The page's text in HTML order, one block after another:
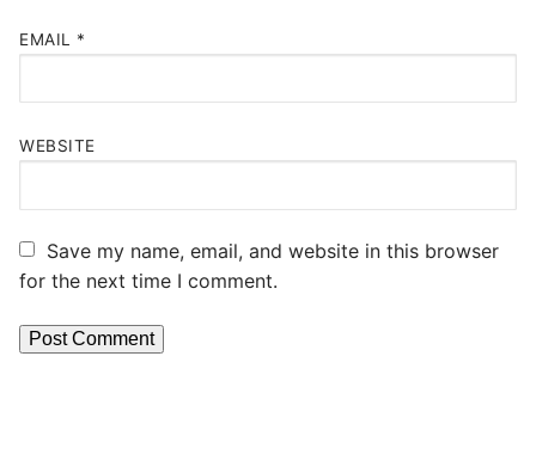
EMAIL *
WEBSITE
Save my name, email, and website in this browser
for the next time I comment.